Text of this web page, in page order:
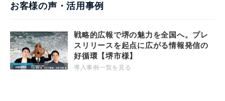
お客様の声・活用事例
戦略的広報で堺の魅力を全国へ。プレ
スリリースを起点に広がる情報発信の
好循環【堺市様】
導入事例一覧を見る